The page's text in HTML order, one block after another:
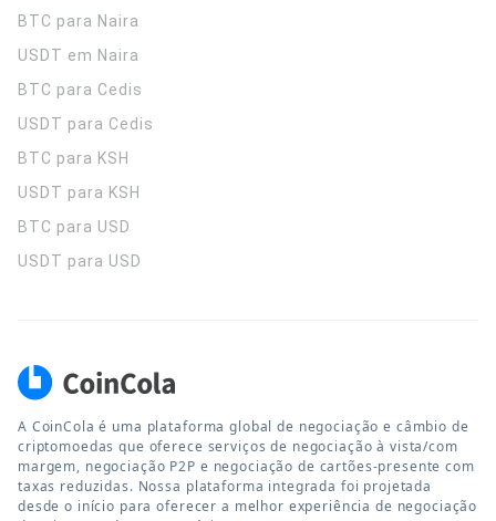
BTC para Naira
USDT em Naira
BTC para Cedis
USDT para Cedis
BTC para KSH
USDT para KSH
BTC para USD
USDT para USD
A CoinCola é uma plataforma global de negociação e câmbio de
criptomoedas que oferece serviços de negociação à vista/com
margem, negociação P2P e negociação de cartões-presente com
taxas reduzidas. Nossa plataforma integrada foi projetada
desde o início para oferecer a melhor experiência de negociação